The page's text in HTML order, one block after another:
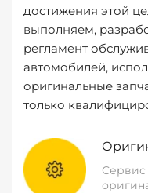
достижения этой
выполняем,
регламент
автомобилей,
оригинальные
только
Сервис